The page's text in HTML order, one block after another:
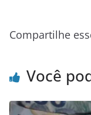
Compartilhe
Você